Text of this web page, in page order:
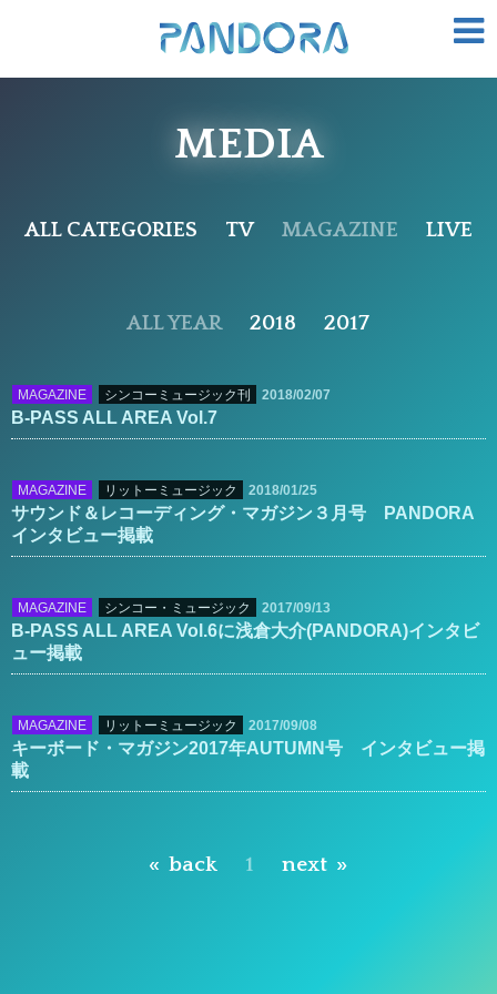
MEDIA
ALL CATEGORIES TV MAGAZINE LIVE
ALL YEAR 2018 2017
MAGAZINE シンコーミュージック刊 2018/02/07
B-PASS ALL AREA Vol.7
MAGAZINE リットーミュージック 2018/01/25
サウンド＆レコーディング・マガジン３月号 PANDORA
インタビュー掲載
MAGAZINE シンコー・ミュージック 2017/09/13
B-PASS ALL AREA Vol.6に浅倉大介(PANDORA)インタビ
ュー掲載
MAGAZINE リットーミュージック 2017/09/08
キーボード・マガジン2017年AUTUMN号 インタビュー掲
載
back 1 next